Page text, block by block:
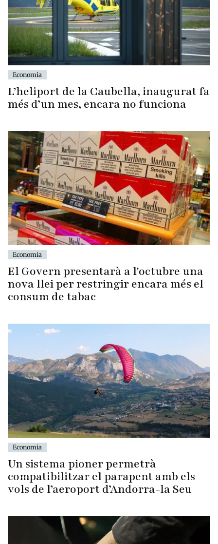
Economia
L’heliport de la Caubella, inaugurat fa
més d’un mes, encara no funciona
Economia
El Govern presentarà a l'octubre una
nova llei per restringir encara més el
consum de tabac
Economia
Un sistema pioner permetrà
compatibilitzar el parapent amb els
vols de l’aeroport d’Andorra-la Seu